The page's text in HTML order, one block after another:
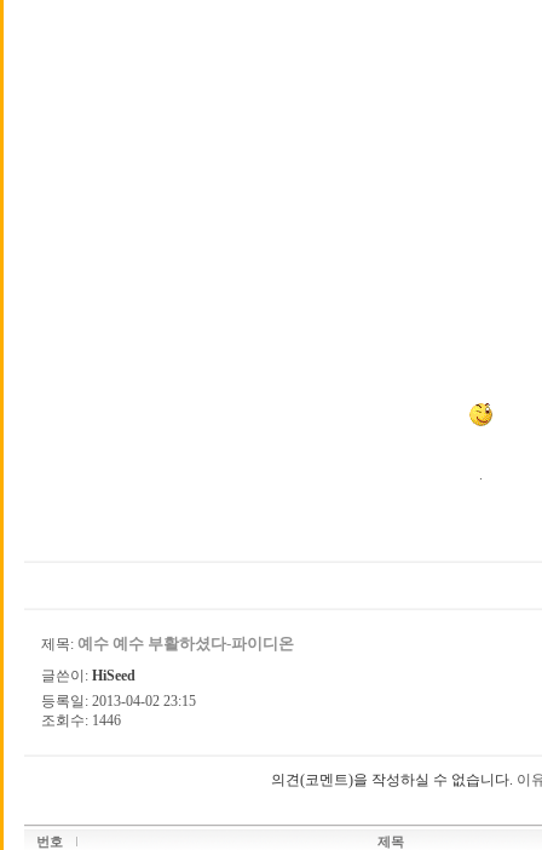
.
제목: 예수 예수 부활하셨다-파이디온
글쓴이: HiSeed
등록일: 2013-04-02 23:15
조회수: 1446
의견(코멘트)을 작성하실 수 없습니다. 이
번호 제목